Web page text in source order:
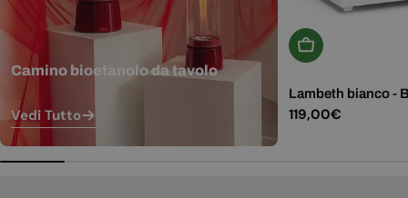
Camino bioetanolo da tavolo
Vedi Tutto
Aggiungi Al
Lambeth bianco -
Prezzo
119,00€